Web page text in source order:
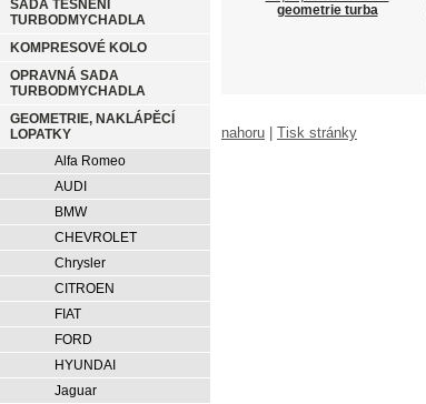
geometrie turba
nahoru Tisk stránky
SADA TĚSNĚNÍ
TURBODMYCHADLA
KOMPRESOVÉ KOLO
OPRAVNÁ SADA
TURBODMYCHADLA
GEOMETRIE, NAKLÁPĚCÍ
LOPATKY
Alfa Romeo
AUDI
BMW
CHEVROLET
Chrysler
CITROEN
FIAT
FORD
HYUNDAI
Jaguar